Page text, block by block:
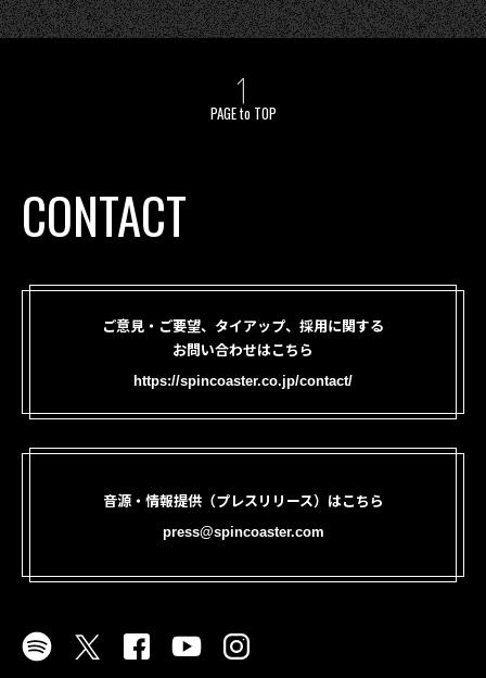
PAGE to TOP
CONTACT
ご意見・ご要望、タイアップ、採用に関する
お問い合わせはこちら
https://spincoaster.co.jp/contact/
音源・情報提供（プレスリリース）はこちら
press@spincoaster.com